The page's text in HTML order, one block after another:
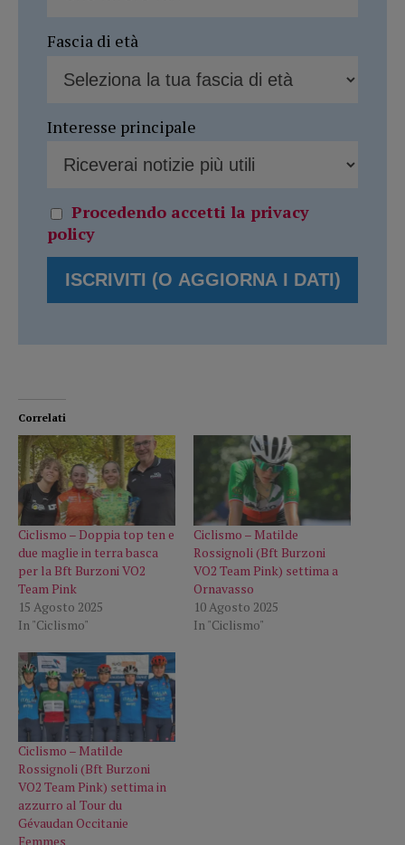
Fascia di età
Interesse principale
Procedendo accetti la privacy
policy
Correlati
Ciclismo – Doppia top ten e
due maglie in terra basca
per la Bft Burzoni VO2
Team Pink
15 Agosto 2025
In "Ciclismo"
Ciclismo – Matilde
Rossignoli (Bft Burzoni
VO2 Team Pink) settima a
Ornavasso
10 Agosto 2025
In "Ciclismo"
Ciclismo – Matilde
Rossignoli (Bft Burzoni
VO2 Team Pink) settima in
azzurro al Tour du
Gévaudan Occitanie
Femmes